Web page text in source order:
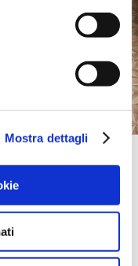
Mostra dettagli
PARK,
Regno Unito